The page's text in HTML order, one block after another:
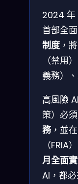
2024 年
首部全
制度 ，
（禁用
義務）
高風險
策）必
務，並
（FRIA
月全面
AI，都